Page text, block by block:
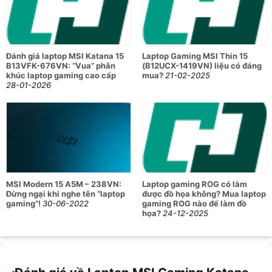
Hiệu năng mạnh mẽ với CPU Intel Core i7 Raptor Lake
10 nhân, 16 luồng, giúp xử lý đa nhiệm và các tác vụ
Card đồ họa rời NVIDIA GeForce RTX 3050 6GB, tăng
cường sức mạnh xử lý đồ họa, chơi game, dựng hình
Âm thanh chất lượng cao Hi-Res Audio, mang đến trải
nghiệm âm thanh sống động, chân thực khi chơi game
và nghe nhạc.
Hệ điều hành Windows 11 Home SL giao diện hiện đại,
hỗ trợ đa dạng phần mềm mới nhất.
Bảng thông số kỹ thuật chi tiết của
laptop MSI Gaming Katana 15 B13UDXK
Đánh giá laptop MSI Katana 15
B13VFK-676VN: “Vua” phân
khúc laptop gaming cao cấp
28-01-2026
Laptop Gaming MSI Thin 15
(B12UCX-1419VN) liệu có đáng
mua?21-02-2025
MSI Modern 15 A5M – 238VN:
Đừng ngại khi nghe tên “laptop
gaming”! 30-06-2022
Laptop gaming ROG có làm
được đồ họa không? Mua laptop
gaming ROG nào để làm đồ
họa?24-12-2025